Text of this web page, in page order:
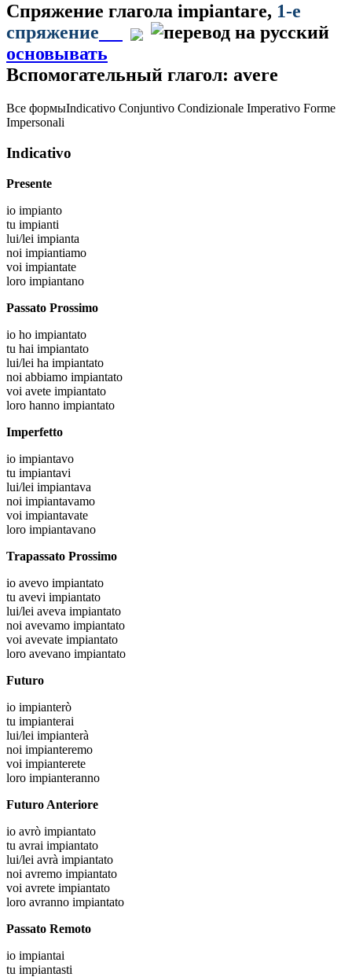
Спряжение глагола impiantare, 1-е
спряжение
основывать
Вспомогательный глагол: avere
Все формыIndicativo Conjuntivo Condizionale Imperativo Forme
Impersonali
Indicativo
Presente
io impianto
tu impianti
lui/lei impianta
noi impiantiamo
voi impiantate
loro impiantano
Passato Prossimo
io ho impiantato
tu hai impiantato
lui/lei ha impiantato
noi abbiamo impiantato
voi avete impiantato
loro hanno impiantato
Imperfetto
io impiantavo
tu impiantavi
lui/lei impiantava
noi impiantavamo
voi impiantavate
loro impiantavano
Trapassato Prossimo
io avevo impiantato
tu avevi impiantato
lui/lei aveva impiantato
noi avevamo impiantato
voi avevate impiantato
loro avevano impiantato
Futuro
io impianterò
tu impianterai
lui/lei impianterà
noi impianteremo
voi impianterete
loro impianteranno
Futuro Anteriore
io avrò impiantato
tu avrai impiantato
lui/lei avrà impiantato
noi avremo impiantato
voi avrete impiantato
loro avranno impiantato
Passato Remoto
io impiantai
tu impiantasti